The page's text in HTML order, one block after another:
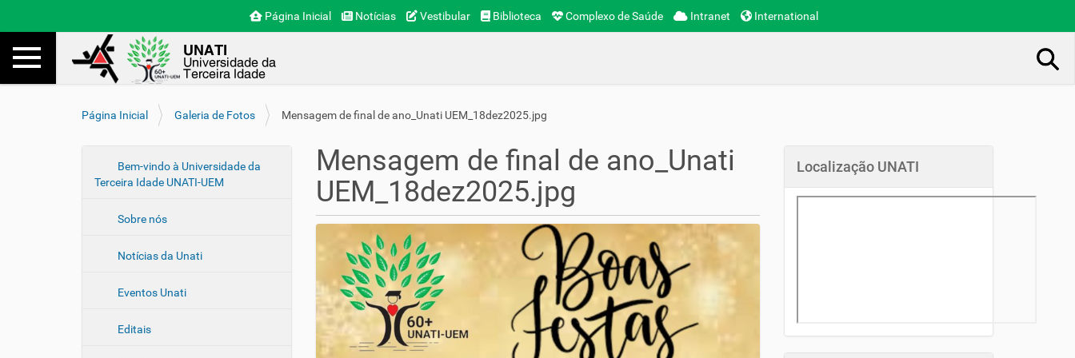
Página Inicial Notícias Vestibular Biblioteca Complexo de Saúde Intranet International
Toggle navigation
V
Página Inicial Galeria de Fotos Mensagem de final de ano_Unati UEM_18dez2025.jpg
a
Bem-vindo à Universidade da
Terceira Idade UNATI-UEM
Sobre nós
Notícias da Unati
Eventos Unati
Editais
Mensagem de final de ano_Unati
UEM_18dez2025.jpg
Localização UNATI